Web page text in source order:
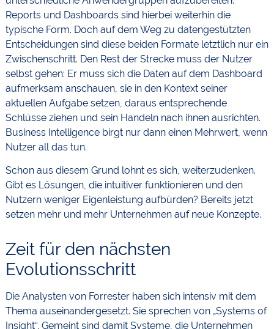
Reports und Dashboards sind hierbei weiterhin die
typische Form. Doch auf dem Weg zu datengestützten
Entscheidungen sind diese beiden Formate letztlich nur ein
Zwischenschritt. Den Rest der Strecke muss der Nutzer
selbst gehen: Er muss sich die Daten auf dem Dashboard
aufmerksam anschauen, sie in den Kontext seiner
aktuellen Aufgabe setzen, daraus entsprechende
Schlüsse ziehen und sein Handeln nach ihnen ausrichten.
Business Intelligence birgt nur dann einen Mehrwert, wenn
Nutzer all das tun.
Schon aus diesem Grund lohnt es sich, weiterzudenken.
Gibt es Lösungen, die intuitiver funktionieren und den
Nutzern weniger Eigenleistung aufbürden? Bereits jetzt
setzen mehr und mehr Unternehmen auf neue Konzepte.
Zeit für den nächsten
Evolutionsschritt
Die Analysten von Forrester haben sich intensiv mit dem
Thema auseinandergesetzt. Sie sprechen von „Systems of
Insight“. Gemeint sind damit Systeme, die Unternehmen